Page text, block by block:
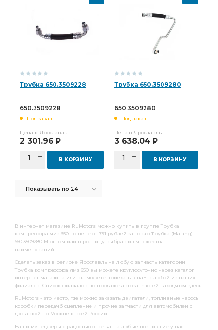
Трубка 650.3509228
650.3509228
Под заказ
Цена в Ярославль
2 301.96 Р
В КОРЗИНУ
Трубка 650.3509280
650.3509280
Под заказ
Цена в Ярославль
3 638.04 Р
В КОРЗИНУ
Показывать по 24
В интернет магазине RuMotors можно купить в группе Трубка
компрессора ямз 650 по цене от 791 рублей за товар Трубка (Malang)
650.3509280 M оптом или в розницу выбрав из множества
наименований.
Сделать заказ в регионе Ярославль на любую запчасть категории
Трубка компрессора ямз 650 вы можете круглосуточно через каталог
интернет магазина или вы можете приехать к нам в любой из наших
филиалов. Список филиалов по продаже автозапчастей находятся здесь.
RuMotors - это место, где можно заказать двигатели, топливные насосы,
коробки передачб сцепление и прочие запчасти для автомобилей с
доставкой по Москве и всей России.
Наши менеджеры с радостью ответят на любые возникшие у вас